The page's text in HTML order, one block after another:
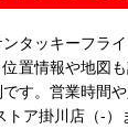
タッキーフラ
置情報や地図
す。営業時間
ア掛川店（-）